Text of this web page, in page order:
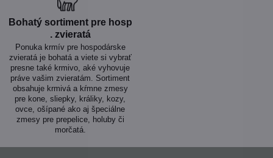
Bohatý sortiment pre hosp​
. zvieratá
Ponuka krmív pre hospodárske
zvieratá je bohatá a viete si vybrať
presne také krmivo, aké vyhovuje
práve vašim zvieratám. Sortiment
obsahuje krmivá a kŕmne zmesy
pre kone, sliepky, králiky, kozy,
ovce, ošípané ako aj špeciálne
zmesy pre prepelice, holuby či
morčatá.